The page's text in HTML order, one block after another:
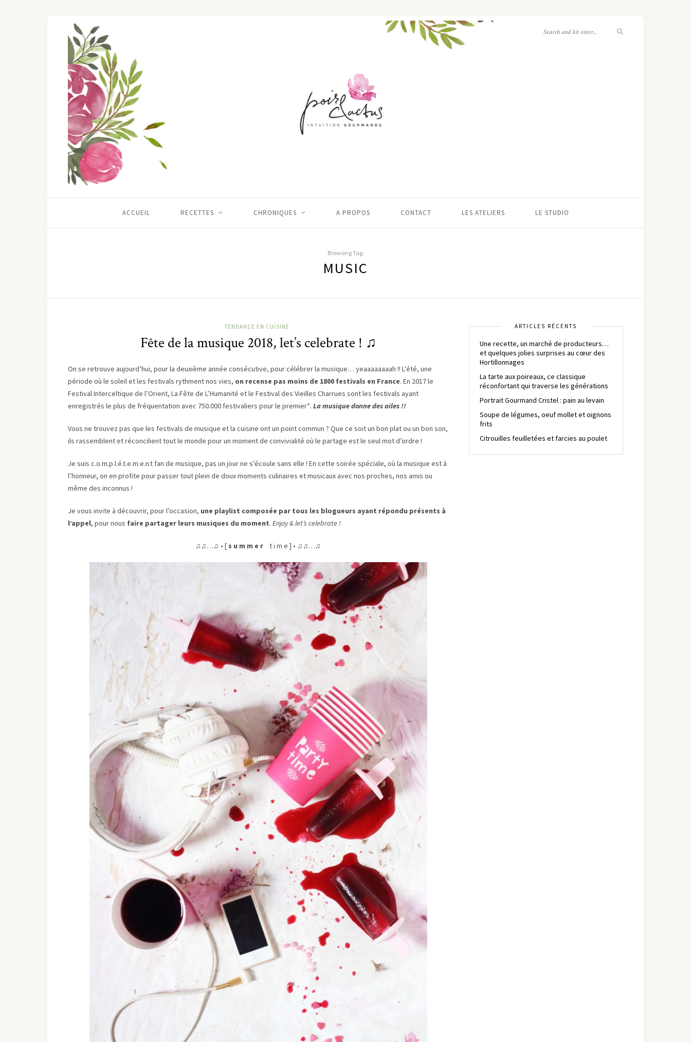
ACCUEIL RECETTES CHRONIQUES A PROPOS CONTACT LES ATELIERS LE STUDIO
Browsing Tag:
MUSIC
TENDANCE EN CUISINE
Fête de la musique 2018, let’s celebrate ! ♫
On se retrouve aujourd’hui, pour la deuxième année consécutive, pour célébrer la musique… yeaaaaaaaah !! L’été, une
période où le soleil et les festivals rythment nos vies, on recense pas moins de 1800 festivals en France. En 2017 le
Festival Interceltique de l’Orient, La Fête de L’Humanité et le Festival des Vieilles Charrues sont les festivals ayant
enregistrés le plus de fréquentation avec 750.000 festivaliers pour le premier*. La musique donne des ailes !!
Vous ne trouvez pas que les festivals de musique et la cuisine ont un point commun ? Que ce soit un bon plat ou un bon son,
ils rassemblent et réconcilient tout le monde pour un moment de convivialité où le partage est le seul mot d’ordre !
Je suis c.o.m.p.l.é.t.e.m.e.n.t fan de musique, pas un jour ne s’écoule sans elle ! En cette soirée spéciale, où la musique est à
l’honneur, on en profite pour passer tout plein de doux moments culinaires et musicaux avec nos proches, nos amis ou
même des inconnus !
Je vous invite à découvrir, pour l’occasion, une playlist composée par tous les blogueurs ayant répondu présents à
l’appel, pour nous faire partager leurs musiques du moment. Enjoy & let’s celebrate !
♫♫…♫ • [ s u m m e r t i m e ] • ♫♫…♫
ARTICLES RÉCENTS
Une recette, un marché de producteurs…
et quelques jolies surprises au cœur des
Hortillonnages
La tarte aux poireaux, ce classique
réconfortant qui traverse les générations
Portrait Gourmand Cristel : pain au levain
Soupe de légumes, oeuf mollet et oignons
frits
Citrouilles feuilletées et farcies au poulet